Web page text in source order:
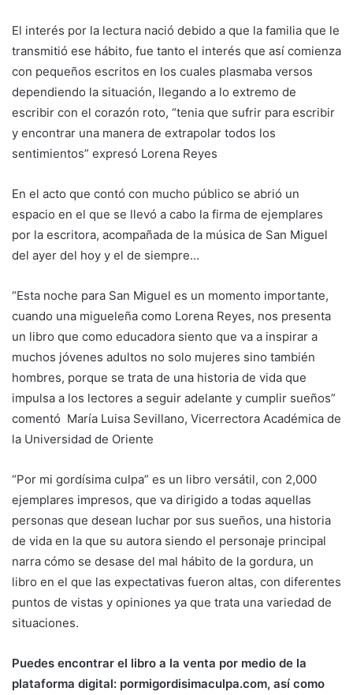
El interés por la lectura nació debido a que la familia que le
transmitió ese hábito, fue tanto el interés que así comienza
con pequeños escritos en los cuales plasmaba versos
dependiendo la situación, llegando a lo extremo de
escribir con el corazón roto, “tenia que sufrir para escribir
y encontrar una manera de extrapolar todos los
sentimientos” expresó Lorena Reyes
En el acto que contó con mucho público se abrió un
espacio en el que se llevó a cabo la firma de ejemplares
por la escritora, acompañada de la música de San Miguel
del ayer del hoy y el de siempre…
“Esta noche para San Miguel es un momento importante,
cuando una migueleña como Lorena Reyes, nos presenta
un libro que como educadora siento que va a inspirar a
muchos jóvenes adultos no solo mujeres sino también
hombres, porque se trata de una historia de vida que
impulsa a los lectores a seguir adelante y cumplir sueños”
comentó María Luisa Sevillano, Vicerrectora Académica de
la Universidad de Oriente
“Por mi gordísima culpa” es un libro versátil, con 2,000
ejemplares impresos, que va dirigido a todas aquellas
personas que desean luchar por sus sueños, una historia
de vida en la que su autora siendo el personaje principal
narra cómo se desase del mal hábito de la gordura, un
libro en el que las expectativas fueron altas, con diferentes
puntos de vistas y opiniones ya que trata una variedad de
situaciones.
Puedes encontrar el libro a la venta por medio de la
plataforma digital: pormigordisimaculpa.com, así como